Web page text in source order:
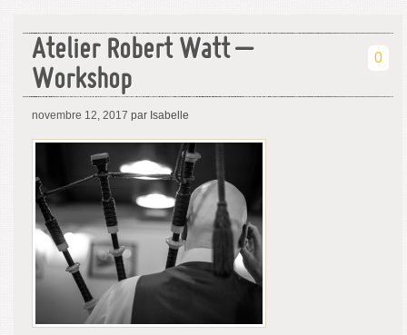
Atelier Robert Watt –
Workshop
0
novembre 12, 2017 par Isabelle